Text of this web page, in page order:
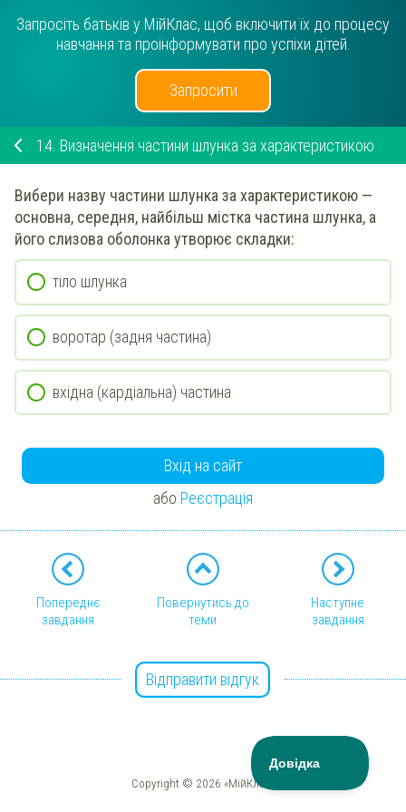
Запросіть батьків у МійКлас, щоб включити їх до процесу
навчання та проінформувати про успіхи дітей.
Запросити
14. Визначення частини шлунка за характеристикою
Вибери назву частини шлунка за характеристикою —
основна, середня, найбільш містка частина шлунка, а
його слизова оболонка утворює складки:
тіло шлунка
воротар (задня частина)
вхідна (кардіальна) частина
Вхід на сайт
або Реєстрація
Попереднє
завдання
Повернутись до
теми
Наступне
завдання
Відправити відгук
Copyright © 2026 «МійКлас»